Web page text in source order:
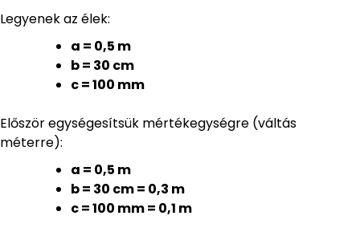
Legyenek az élek:
a = 0,5 m
b = 30 cm
c = 100 mm
Először egységesítsük mértékegységre (váltás
méterre):
a = 0,5 m
b = 30 cm = 0,3 m
c = 100 mm = 0,1 m